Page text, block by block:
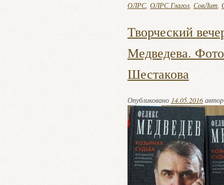
ОЛРС, ОЛРС Глагол, СовЛит,
Творческий
Медведева.
Шестакова
Опубликовано 14.05.2016